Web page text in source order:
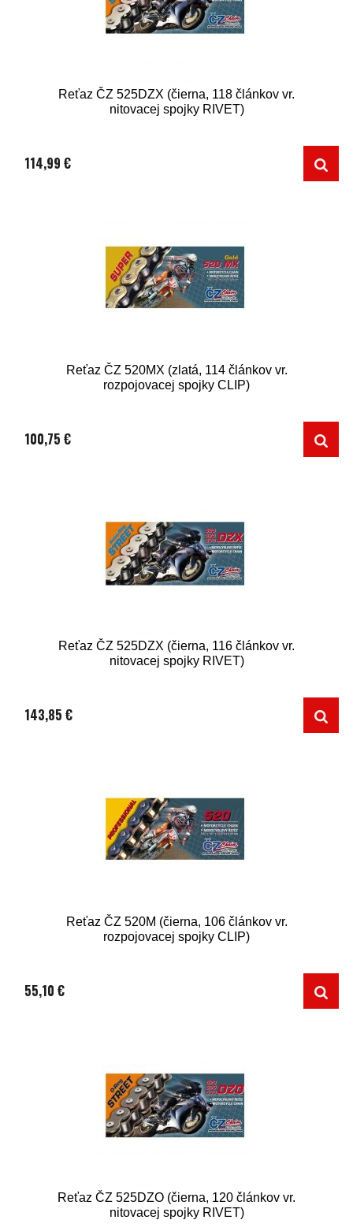
Reťaz ČZ 525DZX (čierna, 118 článkov vr.
nitovacej spojky RIVET)
114,99 €
Reťaz ČZ 520MX (zlatá, 114 článkov vr.
rozpojovacej spojky CLIP)
100,75 €
Reťaz ČZ 525DZX (čierna, 116 článkov vr.
nitovacej spojky RIVET)
143,85 €
Reťaz ČZ 520M (čierna, 106 článkov vr.
rozpojovacej spojky CLIP)
55,10 €
Reťaz ČZ 525DZO (čierna, 120 článkov vr.
nitovacej spojky RIVET)